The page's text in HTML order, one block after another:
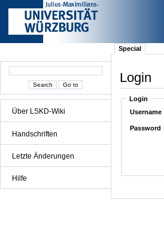
Über LSKD-Wiki
Handschriften
Letzte Änderungen
Hilfe
Special
Login
Login
Username
Password